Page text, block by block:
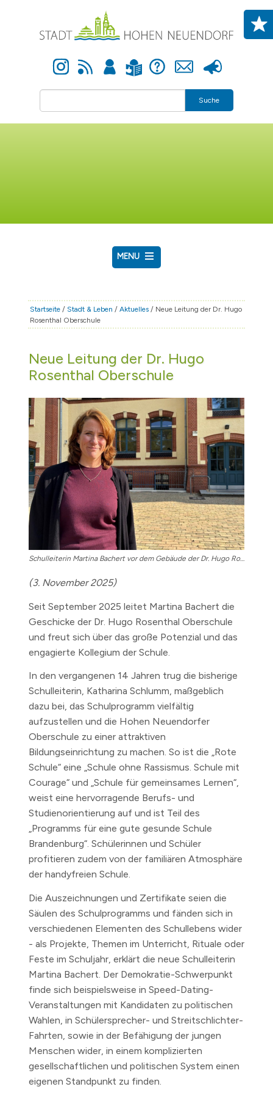
Instagram Newsfeed Anmelden Leichte Sprache Hilfe Kontakt Presse
Suche
MENU
RATHAUS & POLITIK
BÜRGERSERVICE
TOURISMUS
Startseite /Stadt & Leben /Aktuelles / Neue Leitung der Dr. Hugo
Rosenthal Oberschule
Neue Leitung der Dr. Hugo
Rosenthal Oberschule
Schulleiterin Martina Bachert vor dem Gebäude der Dr. Hugo Rosenthal Oberschule
(3. November 2025)
Seit September 2025 leitet Martina Bachert die
Geschicke der Dr. Hugo Rosenthal Oberschule
und freut sich über das große Potenzial und das
engagierte Kollegium der Schule.
In den vergangenen 14 Jahren trug die bisherige
Schulleiterin, Katharina Schlumm, maßgeblich
dazu bei, das Schulprogramm vielfältig
aufzustellen und die Hohen Neuendorfer
Oberschule zu einer attraktiven
Bildungseinrichtung zu machen. So ist die „Rote
Schule“ eine „Schule ohne Rassismus. Schule mit
Courage“ und „Schule für gemeinsames Lernen“,
weist eine hervorragende Berufs- und
Studienorientierung auf und ist Teil des
„Programms für eine gute gesunde Schule
Brandenburg“. Schülerinnen und Schüler
profitieren zudem von der familiären Atmosphäre
der handyfreien Schule.
Die Auszeichnungen und Zertifikate seien die
Säulen des Schulprogramms und fänden sich in
verschiedenen Elementen des Schullebens wider
- als Projekte, Themen im Unterricht, Rituale oder
Feste im Schuljahr, erklärt die neue Schulleiterin
Martina Bachert. Der Demokratie-Schwerpunkt
finde sich beispielsweise in Speed-Dating-
Veranstaltungen mit Kandidaten zu politischen
Wahlen, in Schülersprecher- und Streitschlichter-
Fahrten, sowie in der Befähigung der jungen
Menschen wider, in einem komplizierten
gesellschaftlichen und politischen System einen
eigenen Standpunkt zu finden.